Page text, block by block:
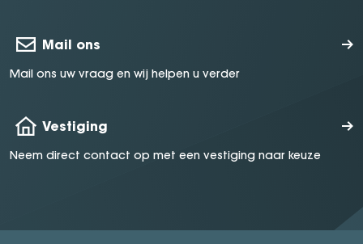
Mail ons
Mail ons uw vraag en wij helpen u verder
Vestiging
Neem direct contact op met een vestiging naar keuze